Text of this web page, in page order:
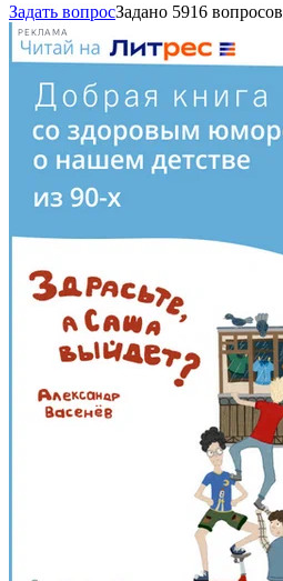
Задать вопросЗадано 5916 вопросов
РЕКЛАМА